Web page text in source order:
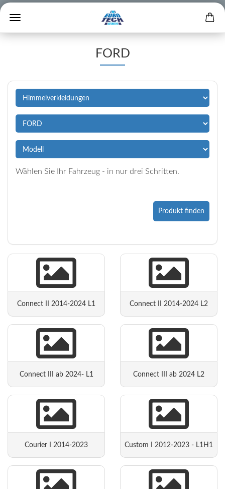
FORD
Wählen Sie Ihr Fahrzeug - in nur drei Schritten.
Produkt finden
Connect II 2014-2024 L1 Connect II 2014-2024 L2
Connect III ab 2024- L1 Connect III ab 2024 L2
Courier I 2014-2023 Custom I 2012-2023 - L1H1